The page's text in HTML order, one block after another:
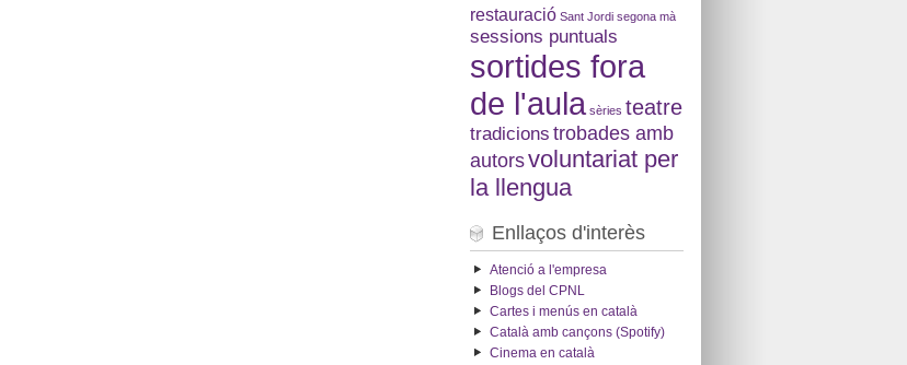
restauració Sant Jordi segona mà
sessions puntuals
sortides fora
de l'aula sèries teatre
tradicions trobades amb
autorsvoluntariat per
la llengua
Enllaços d'interès
Atenció a l'empresa
Blogs del CPNL
Cartes i menús en català
Català amb cançons (Spotify)
Cinema en català